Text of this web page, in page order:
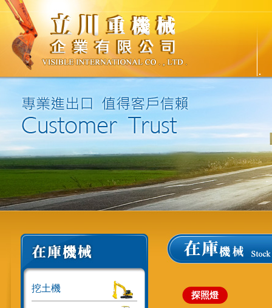
挖土機
探照燈